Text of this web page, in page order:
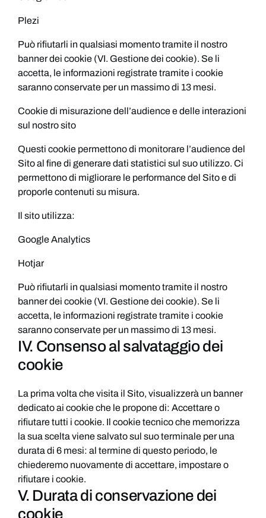
Plezi
Può rifiutarli in qualsiasi momento tramite il nostro
banner dei cookie (VI. Gestione dei cookie). Se li
accetta, le informazioni registrate tramite i cookie
saranno conservate per un massimo di 13 mesi.
Cookie di misurazione dell’audience e delle interazioni
sul nostro sito
Questi cookie permettono di monitorare l’audience del
Sito al fine di generare dati statistici sul suo utilizzo. Ci
permettono di migliorare le performance del Sito e di
proporle contenuti su misura.
Il sito utilizza:
Google Analytics
Hotjar
Può rifiutarli in qualsiasi momento tramite il nostro
banner dei cookie (VI. Gestione dei cookie). Se li
accetta, le informazioni registrate tramite i cookie
saranno conservate per un massimo di 13 mesi.
IV. Consenso al salvataggio dei
cookie
La prima volta che visita il Sito, visualizzerà un banner
dedicato ai cookie che le propone di: Accettare o
rifiutare tutti i cookie. Il cookie tecnico che memorizza
la sua scelta viene salvato sul suo terminale per una
durata di 6 mesi: al termine di questo periodo, le
chiederemo nuovamente di accettare, impostare o
rifiutare i cookie.
V. Durata di conservazione dei
cookie